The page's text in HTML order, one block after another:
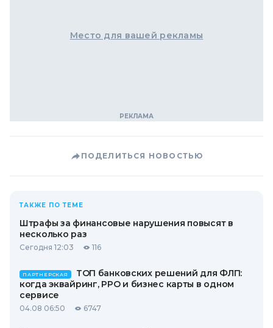
Место для вашей рекламы
ПОДЕЛИТЬСЯ НОВОСТЬЮ
ТАКЖЕ ПО ТЕМЕ
Штрафы за финансовые нарушения повысят в
несколько раз
Сегодня 12:03 116
ПАРТНЕРСКАЯ
ТОП банковских решений для ФЛП:
когда эквайринг, РРО и бизнес карты в одном
сервисе
04.08 06:50 6747